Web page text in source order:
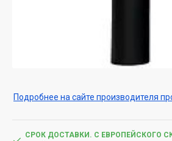
Подробнее на сайте производителя
СРОК ДОСТАВКИ. С ЕВРОПЕЙСКОГО